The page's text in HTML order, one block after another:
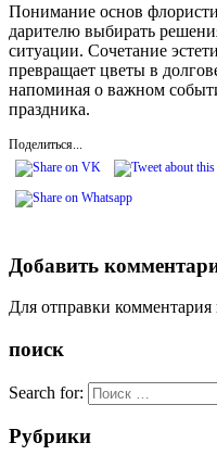
Понимание основ
дарителю выбирать
ситуации. Сочетание
превращает цветы в
напоминая о важном
праздника.
Поделиться...
Добавить
Для отправки
поиск
Search for:
Рубрики